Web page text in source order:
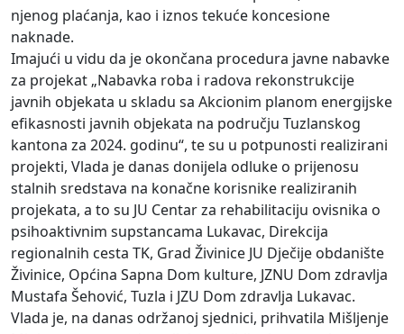
njenog plaćanja, kao i iznos tekuće koncesione
naknade.
Imajući u vidu da je okončana procedura javne nabavke
za projekat „Nabavka roba i radova rekonstrukcije
javnih objekata u skladu sa Akcionim planom energijske
efikasnosti javnih objekata na području Tuzlanskog
kantona za 2024. godinu“, te su u potpunosti realizirani
projekti, Vlada je danas donijela odluke o prijenosu
stalnih sredstava na konačne korisnike realiziranih
projekata, a to su JU Centar za rehabilitaciju ovisnika o
psihoaktivnim supstancama Lukavac, Direkcija
regionalnih cesta TK, Grad Živinice JU Dječije obdanište
Živinice, Općina Sapna Dom kulture, JZNU Dom zdravlja
Mustafa Šehović, Tuzla i JZU Dom zdravlja Lukavac.
Vlada je, na danas održanoj sjednici, prihvatila Mišljenje